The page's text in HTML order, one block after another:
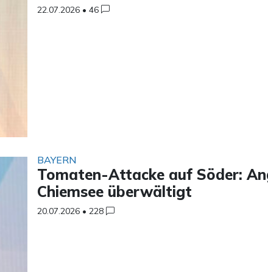
22.07.2026 • 46
BAYERN
Tomaten-Attacke auf Söder:
Chiemsee überwältigt
20.07.2026 • 228